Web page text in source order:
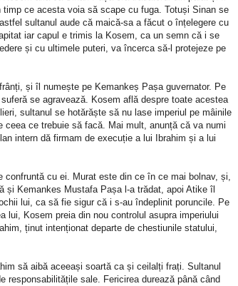
timp ce acesta voia să scape cu fuga. Totuși Sinan se
sultanul aude că maică-sa a făcut o înțelegere cu
iar capul e trimis la Kosem, ca un semn că i se
și cu ultimele puteri, va încerca să-l protejeze pe
și îl numește pe Kemankeș Pașa guvernator. Pe
se agravează. Kosem află despre toate acestea
sultanul se hotărăște să nu lase imperiul pe mâinile
ce trebuie să facă. Mai mult, anunță că va numi
intern dă firmam de execuție a lui Ibrahim și a lui
cu ei. Murat este din ce în ce mai bolnav, și,
și Kemankes Mustafa Pașa l-a trădat, apoi Atike îl
lui, ca să fie sigur că i s-au îndeplinit poruncile. Pe
lui, Kosem preia din nou controlul asupra imperiului
ținut intenționat departe de chestiunile statului,
să aibă aceeași soartă ca și ceilalți frați. Sultanul
sale. Fericirea durează până când